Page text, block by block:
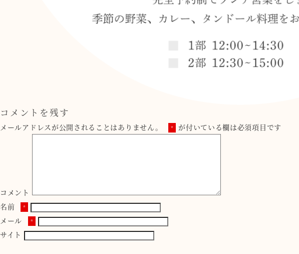
コメントを残す
メールアドレスが公開されることはありません。 * が付いている欄は必須項目です
コメント
名前
*
メール *
サイト